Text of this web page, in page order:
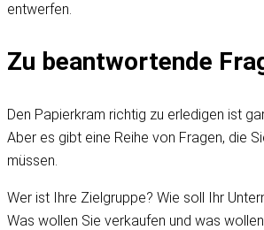
entwerfen.
Zu beantwortende
Den Papierkram richtig zu erledigen ist
Aber es gibt eine Reihe von Fragen, die
müssen.
Wer ist Ihre Zielgruppe? Wie soll Ihr
Was wollen Sie verkaufen und was